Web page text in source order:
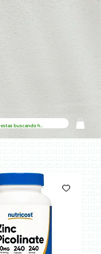
la tienda de productos en Wix con Velo
import wixLocation from 'wix-location';
=> {
}); }); function loadCategories() {
.find() .then((results) => { let options = [{
=> {
value: category._id }); });
= options; }); } function
filter = wixData.filter(); if (categoryId) {
}
= []; wixData.query("Products")
=> { $w("#productsRepeater").data =
botón de carrito a cada producto
itemData) => {
=> { // Lógica para agregar al
agregado: ${itemData.title}`); }); //
producto tiene descuento if
} else {
} });